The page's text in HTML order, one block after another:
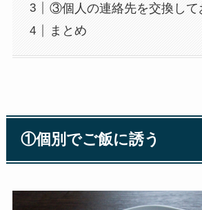
③個人の連絡先を交換して
まとめ
①個別でご飯に誘う